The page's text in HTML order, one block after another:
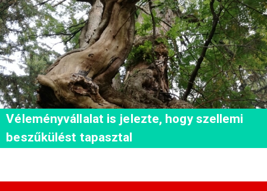
Véleményvállalat is jelezte, hogy szellemi
beszűkülést tapasztal